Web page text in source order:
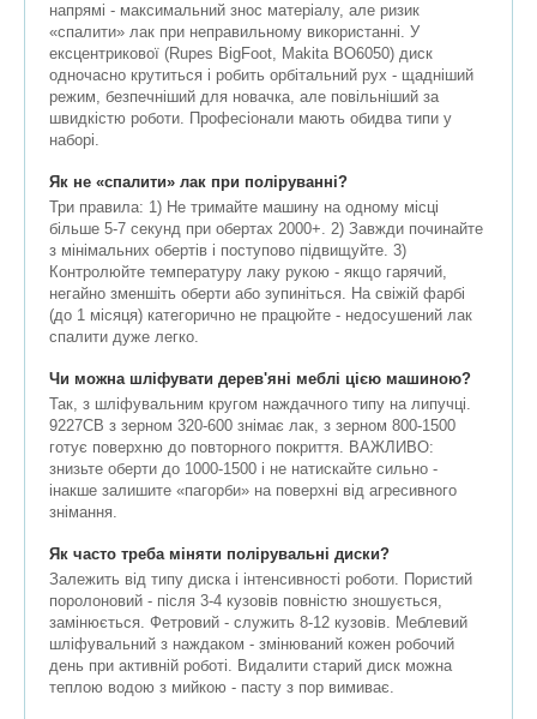
напрямі - максимальний знос матеріалу, але ризик
«спалити» лак при неправильному використанні. У
ексцентрикової (Rupes BigFoot, Makita BO6050) диск
одночасно крутиться і робить орбітальний рух - щадніший
режим, безпечніший для новачка, але повільніший за
швидкістю роботи. Професіонали мають обидва типи у
наборі.
Як не «спалити» лак при поліруванні?
Три правила: 1) Не тримайте машину на одному місці
більше 5-7 секунд при обертах 2000+. 2) Завжди починайте
з мінімальних обертів і поступово підвищуйте. 3)
Контролюйте температуру лаку рукою - якщо гарячий,
негайно зменшіть оберти або зупиніться. На свіжій фарбі
(до 1 місяця) категорично не працюйте - недосушений лак
спалити дуже легко.
Чи можна шліфувати дерев'яні меблі цією машиною?
Так, з шліфувальним кругом наждачного типу на липучці.
9227СВ з зерном 320-600 знімає лак, з зерном 800-1500
готує поверхню до повторного покриття. ВАЖЛИВО:
знизьте оберти до 1000-1500 і не натискайте сильно -
інакше залишите «пагорби» на поверхні від агресивного
знімання.
Як часто треба міняти полірувальні диски?
Залежить від типу диска і інтенсивності роботи. Пористий
поролоновий - після 3-4 кузовів повністю зношується,
замінюється. Фетровий - служить 8-12 кузовів. Меблевий
шліфувальний з наждаком - змінюваний кожен робочий
день при активній роботі. Видалити старий диск можна
теплою водою з мийкою - пасту з пор вимиває.